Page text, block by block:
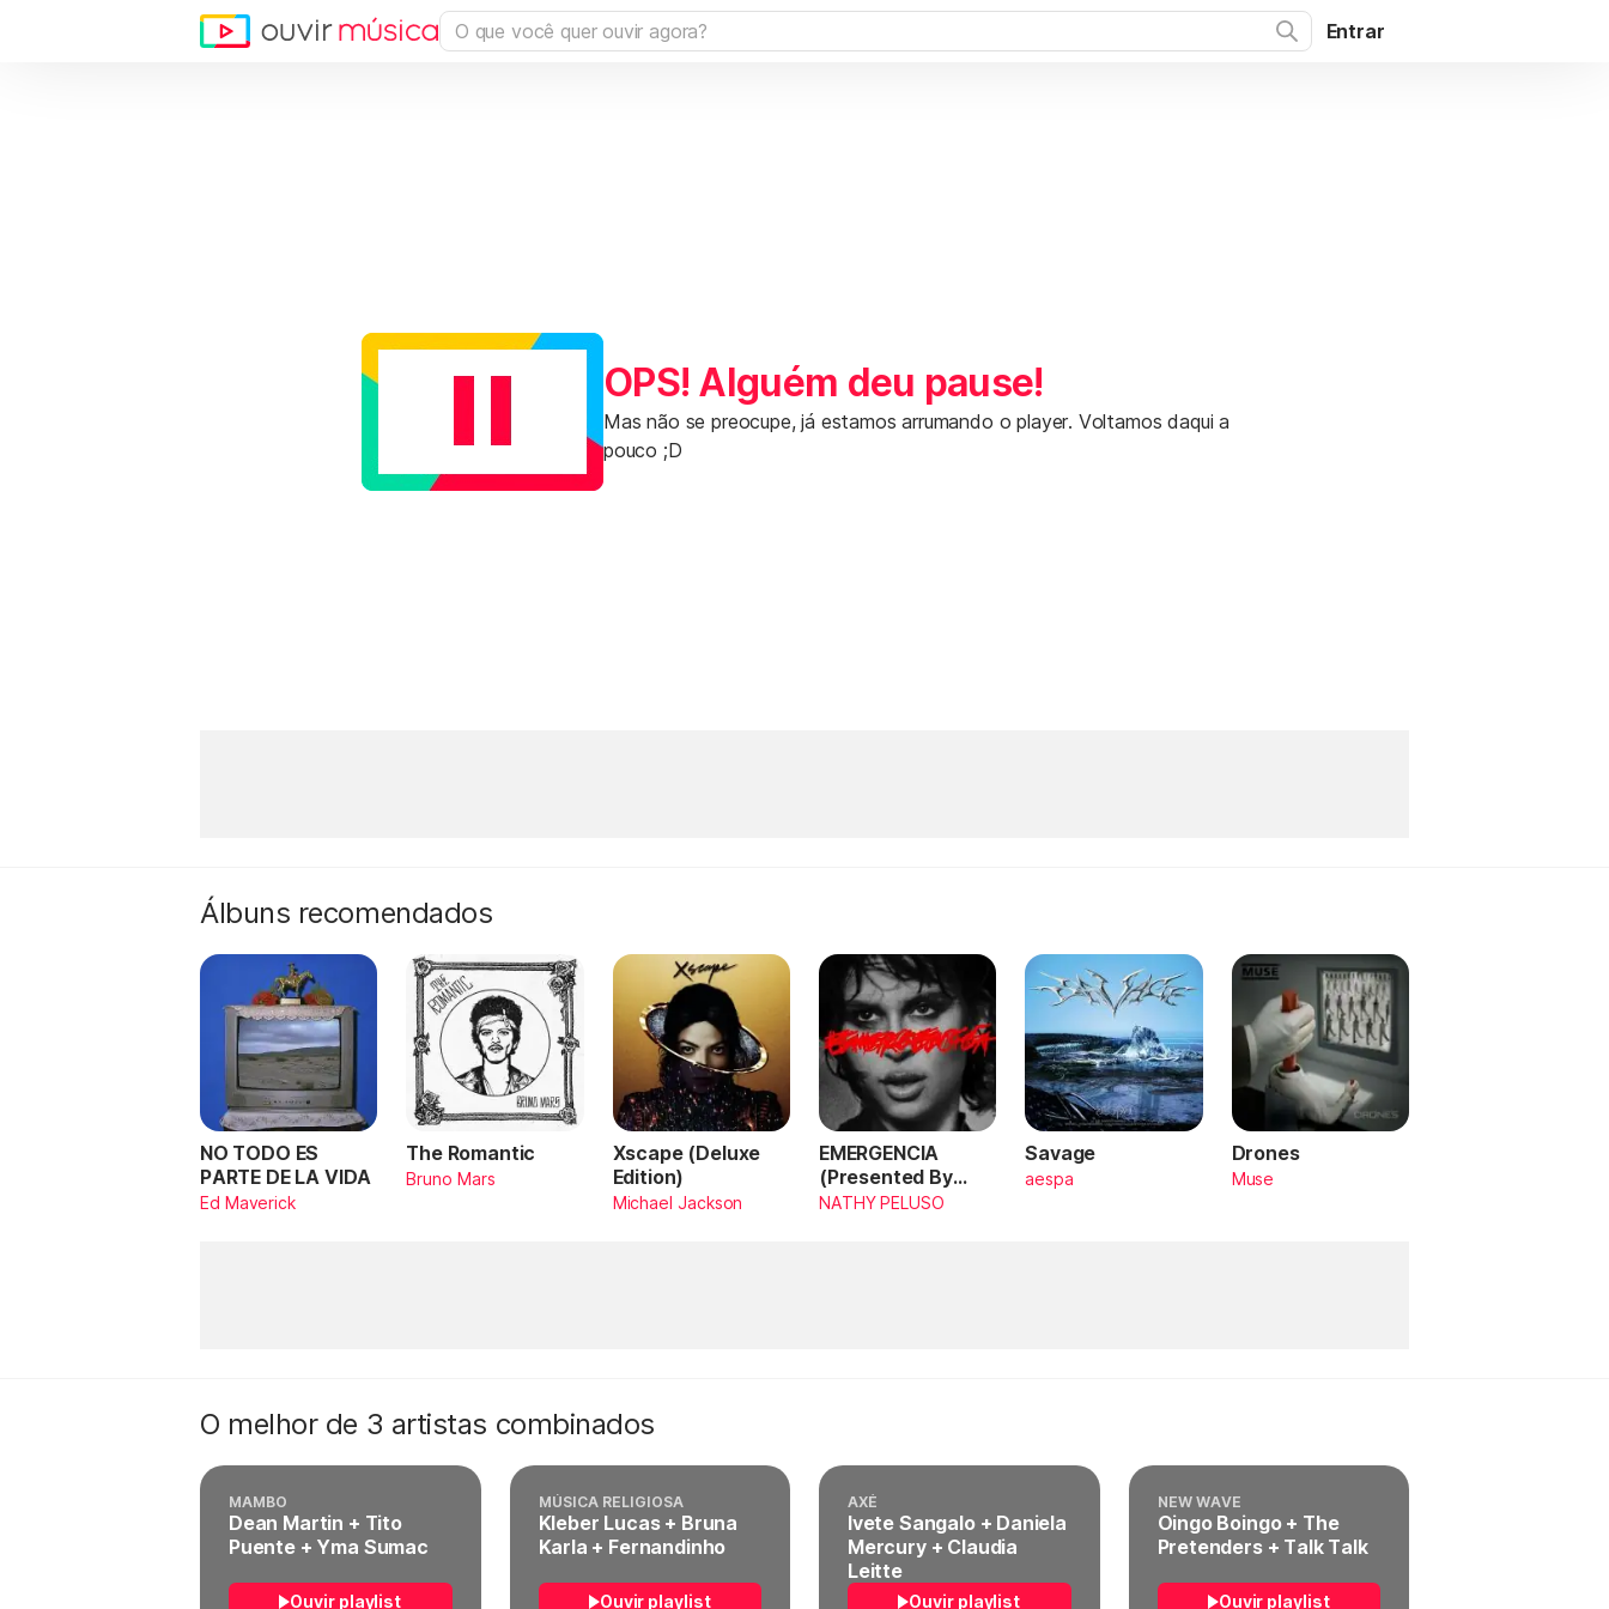
Entrar
OPS! Alguém deu pause!
Mas não se preocupe, já estamos arrumando o player. Voltamos daqui a
pouco ;D
Álbuns recomendados
NO TODO ES
PARTE DE LA VIDA
Ed Maverick
The Romantic
Bruno Mars
Xscape (Deluxe
Edition)
Michael Jackson
EMERGENCIA
(Presented By
PlayStation,
NATHY PELUSO
Savage
aespa
Drones
Muse
O melhor de 3 artistas combinados
MAMBO
Dean Martin + Tito
Puente + Yma Sumac
Ouvir playlist
MÚSICA RELIGIOSA
Kleber Lucas + Bruna
Karla + Fernandinho
Ouvir playlist
AXÉ
Ivete Sangalo + Daniela
Mercury + Claudia
Leitte
Ouvir playlist
NEW WAVE
Oingo Boingo + The
Pretenders + Talk Talk
Ouvir playlist